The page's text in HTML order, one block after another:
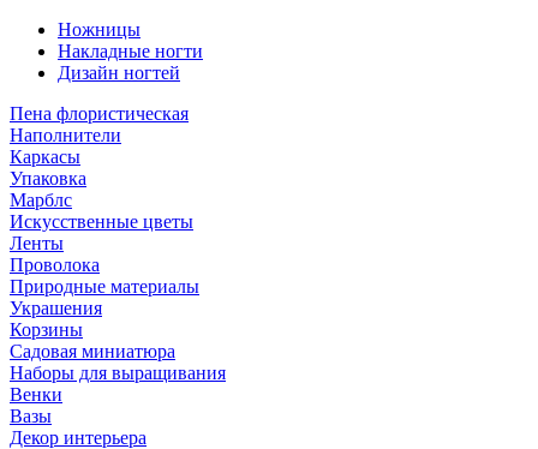
Ножницы
Накладные ногти
Дизайн ногтей
Пена флористическая
Наполнители
Каркасы
Упаковка
Марблс
Искусственные цветы
Ленты
Проволока
Природные материалы
Украшения
Корзины
Садовая миниатюра
Наборы для выращивания
Венки
Вазы
Декор интерьера